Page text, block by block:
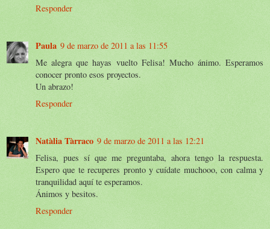
Responder
Paula 9 de marzo de 2011 a las 11:55
Me alegra que hayas vuelto Felisa! Mucho ánimo. Esperamos
conocer pronto esos proyectos.
Un abrazo!
Responder
Natàlia Tàrraco 9 de marzo de 2011 a las 12:21
Felisa, pues sí que me preguntaba, ahora tengo la respuesta.
Espero que te recuperes pronto y cuídate muchooo, con calma y
tranquilidad aquí te esperamos.
Ánimos y besitos.
Responder